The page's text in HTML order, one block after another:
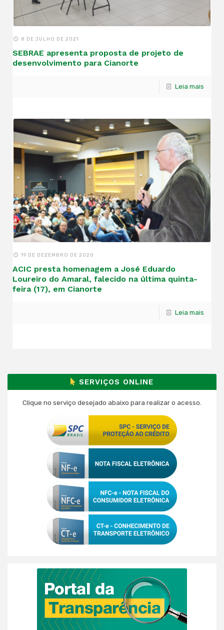
8 DE JULHO DE 2021
SEBRAE apresenta proposta de projeto de
desenvolvimento para Cianorte
Leia mais
19 DE DEZEMBRO DE 2020
ACIC presta homenagem a José Eduardo
Loureiro do Amaral, falecido na última quinta-
feira (17), em Cianorte
Leia mais
SERVIÇOS ONLINE
Clique no serviço desejado abaixo para realizar o acesso.